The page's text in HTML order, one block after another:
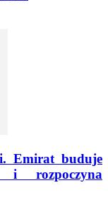
Emirat buduje
i rozpoczyna